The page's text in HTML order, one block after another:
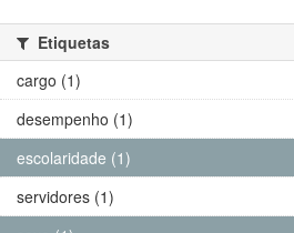
Etiquetas
cargo (1)
desempenho (1)
escolaridade (1)
servidores (1)